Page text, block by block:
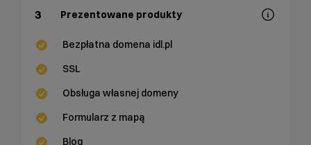
3 Prezentowane produkty
Bezpłatna domena idl.pl
SSL
Obsługa własnej domeny
Formularz z mapą
Blog